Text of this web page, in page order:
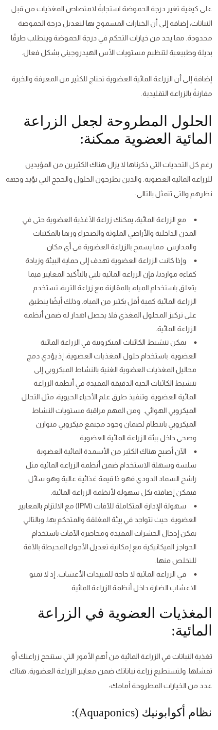
على كيفية تغير درجة الحموضة استجابةً لامتصاص المغذيات من قبل
النباتات، إضافة إلى أن الخيارات المسموح بها لتعديل درجة الحموضة
محدودة. مما يحد من خيارات التحكم في درجة الحموضة ويتطلب طرقًا
بديلة وطبيعية لتنظيم مستويات الأس الهيدروجيني بشكل فعال.
إضافة إلى أن الزراعة المائية العضوية تحتاج للكثير من المعرفة والخبرة
مقارنةً بالزراعة التقليدية.
الحلول المطروحة لجعل الزراعة
المائية العضوية ممكنة:
رغم كل التحديات التي ذكرناها لا يزال هناك الكثيرين من المؤيدين
للزراعة المائية العضوية. والذين يطرحون الحلول والحجج التي تؤيد وجهة
نظرهم والتي تتمثل بالتالي:
مع الزراعة المائية، يمكنك زراعة الأغذية العضوية حتى في
المدن الداخلية والأراضي الملوثة والصحراء وربما بالمكتبات
والمدارس. مما يسمح بالزراعة العضوية في أي مكان.
وإذا كانت الزراعة العضوية تهدف إلى حماية البيئة وزيادة
كفاءة مواردنا، فإن الزراعة المائية تلبي بالتأكيد المعايير فيما
يتعلق باستخدام المياه، بالمقارنة مع زراعة التربة، تستخدم
الزراعة المائية كمية أقل بكثير من المياه. وذلك أيضًا ينطبق
على تركيز المحلول المغذي فلا يحصل اهدار له ضمن أنظمة
الزراعة المائية.
يمكن تنشيط الكائنات الميكروبية في الزراعة المائية
العضوية. باستخدام حلول المغذيات العضوية، إذ يؤدي دمج
محاليل المغذيات العضوية الغنية بالنشاط الميكروبي إلى
تنشيط الكائنات الحية الدقيقة المفيدة في أنظمة الزراعة
المائية العضوية. وتنفيذ طرق علم الأحياء الحيوية، مثل التحلل
الميكروبي الهوائي. ومن المهم مراقبة مستويات النشاط
الميكروبي بانتظام لضمان وجود مجتمع ميكروبي متوازن
وصحي داخل بيئة الزراعة المائية العضوية.
الآن أصبح هناك الكثير من الأسمدة المائية العضوية
سلسة وسهلة الاستخدام ضمن أنظمة الزراعة المائية مثل
راشح السماد الدودي فهو ذا قيمة غذائية عالية وهو سائل
فيمكن إضافته بكل سهولة لأنظمة الزراعة المائية.
سهولة الإدارة المتكاملة للآفات (IPM) مع الالتزام بالمعايير
العضوية. حيث تتواجد في بيئة المغلقة والمتحكم بها. وبالتالي
يمكن إدخال الحشرات المفيدة ومحاصرة الآفات باستخدام
الحواجز الميكانيكية مع إمكانية تعديل الأجواء المحيطة بالآفة
للتخلص منها.
في الزراعة المائية لا حاجة للمبيدات الأعشاب. إذ لا تمنو
الاعشاب الضارة داخل أنظمة الزراعة المائية.
المغذيات العضوية في الزراعة
المائية:
تغذية النباتات في الزراعة المائية من أهم الأمور التي ستنجح زراعتك أو
تفشلها. ولتستطيع زراعة نباتاتك ضمن معايير الزراعة العضوية. هناك
عدد من الخيارات المطروحة أمامك:
نظام أكوابونيك (Aquaponics):